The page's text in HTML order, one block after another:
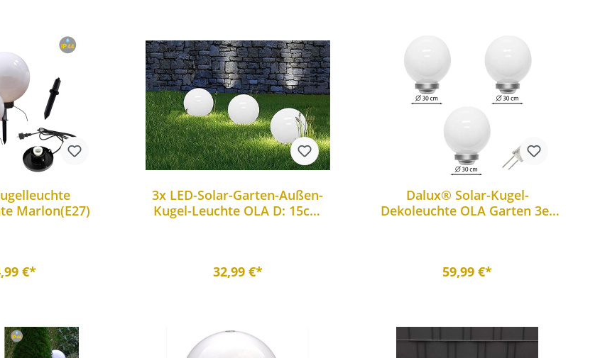
Marlon(E27)
€*
3x LED-Solar-Garten-Außen-
Kugel-Leuchte OLA D: 15cm
32,99 €*
Dalux® Solar-Kugel-
Dekoleuchte OLA Garten 3er
59,99 €*